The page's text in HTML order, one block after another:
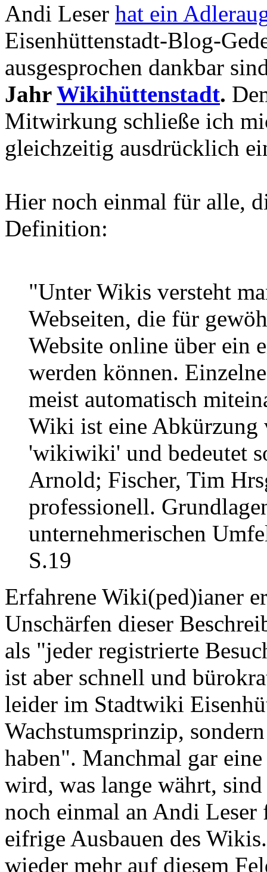
Andi Leser hat ein
Eisenhüttenstadt-Blog-
ausgesprochen dankbar
JahrWikihüttenstadt.
Mitwirkung schließe ich
gleichzeitig ausdrücklich
Hier noch einmal für alle,
Definition:
"Unter Wikis versteht
Webseiten, die für
Website online über ein
werden können.
meist automatisch
Wiki ist eine Abkürzung
'wikiwiki' und bedeutet
Arnold; Fischer, Tim
professionell.
unternehmerischen
S.19
Erfahrene Wiki(ped)ianer
Unschärfen dieser
als "jeder registrierte
ist aber schnell und
leider im Stadtwiki
Wachstumsprinzip,
haben". Manchmal gar
wird, was lange währt,
noch einmal an Andi
eifrige Ausbauen des
wieder mehr auf diesem